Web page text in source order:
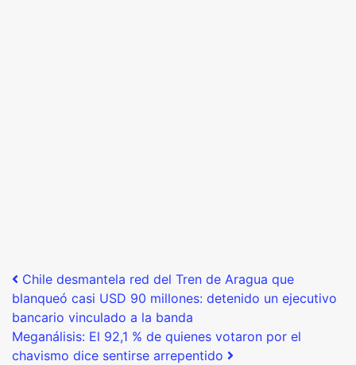
Post navigation
Chile desmantela red del Tren de Aragua que
blanqueó casi USD 90 millones: detenido un ejecutivo
bancario vinculado a la banda
Meganálisis: El 92,1 % de quienes votaron por el
chavismo dice sentirse arrepentido